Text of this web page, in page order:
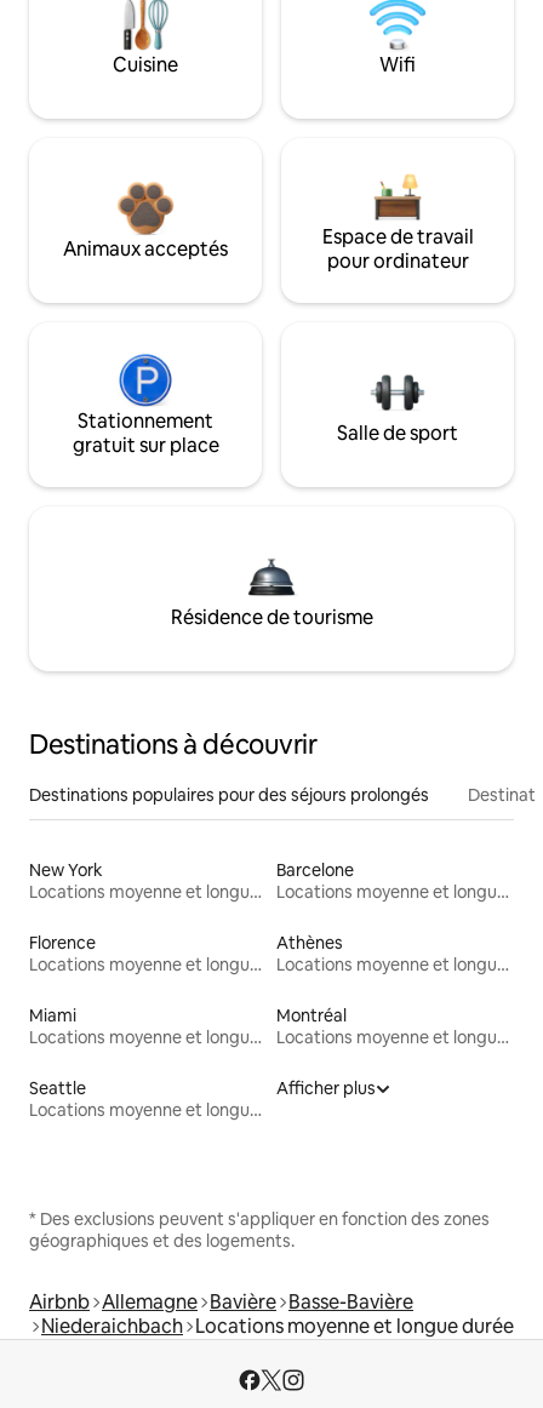
Cuisine Wifi
Animaux acceptés
Espace de travail
pour ordinateur
Stationnement
gratuit sur place
Salle de sport
Résidence de tourisme
Destinations à découvrir
Destinations populaires pour des séjours prolongés
New York
Locations moyenne et longue durée
Barcelone
Locations moyenne et longue durée
Florence
Locations moyenne et longue durée
Athènes
Locations moyenne et longue durée
Miami
Locations moyenne et longue durée
Montréal
Locations moyenne et longue durée
Seattle
Locations moyenne et longue durée
Afficher plus
* Des exclusions peuvent s'appliquer en fonction des zones
géographiques et des logements.
Airbnb Allemagne Bavière Basse-Bavière
Niederaichbach Locations moyenne et longue durée